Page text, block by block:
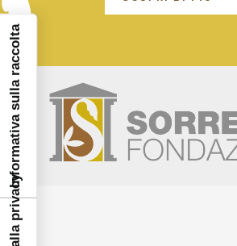
Informativa sulla raccolta